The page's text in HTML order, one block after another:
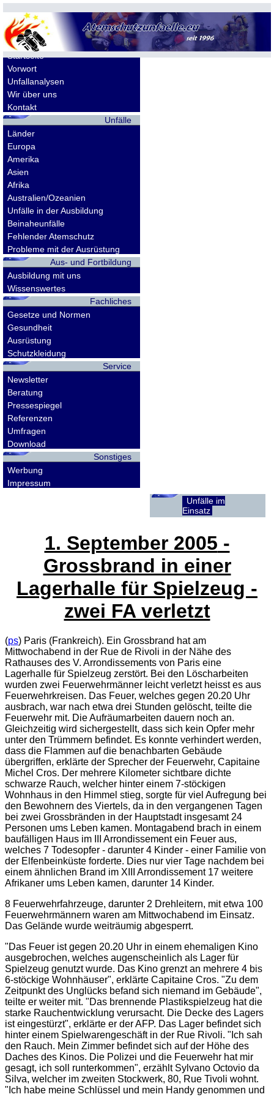
Allgemeines
Startseite
Vorwort
Unfallanalysen
Wir über uns
Kontakt
Unfälle
Länder
Europa
Amerika
Asien
Afrika
Australien/Ozeanien
Unfälle in der Ausbildung
Beinaheunfälle
Fehlender Atemschutz
Probleme mit der Ausrüstung
Aus- und Fortbildung
Ausbildung mit uns
Wissenswertes
Fachliches
Gesetze und Normen
Gesundheit
Ausrüstung
Schutzkleidung
Service
Newsletter
Beratung
Pressespiegel
Referenzen
Umfragen
Download
Sonstiges
Werbung
Impressum
Unfälle im
Einsatz
1. September 2005 -
Grossbrand in einer
Lagerhalle für Spielzeug -
zwei FA verletzt
(ps) Paris (Frankreich). Ein Grossbrand hat am
Mittwochabend in der Rue de Rivoli in der Nähe des
Rathauses des V. Arrondissements von Paris eine
Lagerhalle für Spielzeug zerstört. Bei den Löscharbeiten
wurden zwei Feuerwehrmänner leicht verletzt heisst es aus
Feuerwehrkreisen. Das Feuer, welches gegen 20.20 Uhr
ausbrach, war nach etwa drei Stunden gelöscht, teilte die
Feuerwehr mit. Die Aufräumarbeiten dauern noch an.
Gleichzeitig wird sichergestellt, dass sich kein Opfer mehr
unter den Trümmern befindet. Es konnte verhindert werden,
dass die Flammen auf die benachbarten Gebäude
übergriffen, erklärte der Sprecher der Feuerwehr, Capitaine
Michel Cros. Der mehrere Kilometer sichtbare dichte
schwarze Rauch, welcher hinter einem 7-stöckigen
Wohnhaus in den Himmel stieg, sorgte für viel Aufregung bei
den Bewohnern des Viertels, da in den vergangenen Tagen
bei zwei Grossbränden in der Hauptstadt insgesamt 24
Personen ums Leben kamen. Montagabend brach in einem
baufälligen Haus im III Arrondissement ein Feuer aus,
welches 7 Todesopfer - darunter 4 Kinder - einer Familie von
der Elfenbeinküste forderte. Dies nur vier Tage nachdem bei
einem ähnlichen Brand im XIII Arrondissement 17 weitere
Afrikaner ums Leben kamen, darunter 14 Kinder.
8 Feuerwehrfahrzeuge, darunter 2 Drehleitern, mit etwa 100
Feuerwehrmännern waren am Mittwochabend im Einsatz.
Das Gelände wurde weiträumig abgesperrt.
"Das Feuer ist gegen 20.20 Uhr in einem ehemaligen Kino
ausgebrochen, welches augenscheinlich als Lager für
Spielzeug genutzt wurde. Das Kino grenzt an mehrere 4 bis
6-stöckige Wohnhäuser", erklärte Capitaine Cros. "Zu dem
Zeitpunkt des Unglücks befand sich niemand im Gebäude",
teilte er weiter mit. "Das brennende Plastikspielzeug hat die
starke Rauchentwicklung verursacht. Die Decke des Lagers
ist eingestürzt", erklärte er der AFP. Das Lager befindet sich
hinter einem Spielwarengeschäft in der Rue Rivoli. " Ich sah
den Rauch. Mein Zimmer befindet sich auf der Höhe des
Daches des Kinos. Die Polizei und die Feuerwehr hat mir
gesagt, ich soll runterkommen", erzählt Sylvano Octovio da
Silva, welcher im zweiten Stockwerk, 80, Rue Tivoli wohnt.
" Ich habe meine Schlüssel und mein Handy genommen und